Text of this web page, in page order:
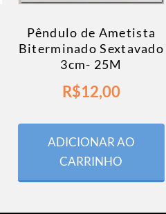
Pêndulo de Ametista
Biterminado Sextavado
3cm- 25M
R$12,00
ADICIONAR AO
CARRINHO